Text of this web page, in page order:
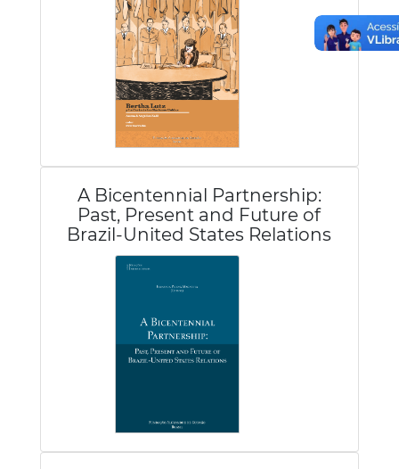
A Bicentennial Partnership:
Past, Present and Future of
Brazil-United States Relations